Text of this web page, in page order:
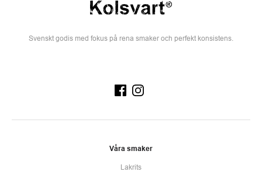
Svenskt godis med fokus på rena smaker och perfekt konsistens.
Våra smaker
Lakrits